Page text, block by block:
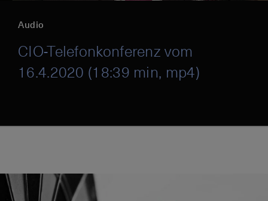
Audio
CIO-Telefonkonferenz vom
16.4.2020 (18:39 min, mp4)